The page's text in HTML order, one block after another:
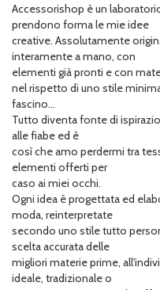
Accessorishop è un
prendono forma le mie idee
creative. Assolutamente
interamente a mano, con
elementi già pronti e con
nel rispetto di uno stile
fascino...
Tutto diventa fonte di
alle fiabe ed è
così che amo perdermi tra
elementi offerti per
caso ai miei occhi.
Ogni idea è progettata ed
moda, reinterpretate
secondo uno stile tutto
scelta accurata delle
migliori materie prime,
ideale, tradizionale o